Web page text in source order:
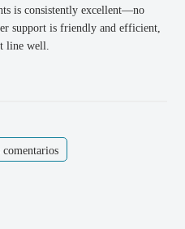
is consistently excellent—no
support is friendly and efficient,
line well.
comentarios